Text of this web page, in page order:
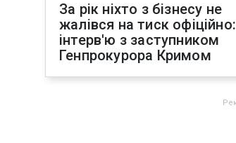
За рік ніхто з бізнесу не
жалівся на тиск офіційно:
інтерв'ю з заступником
Генпрокурора Кримом